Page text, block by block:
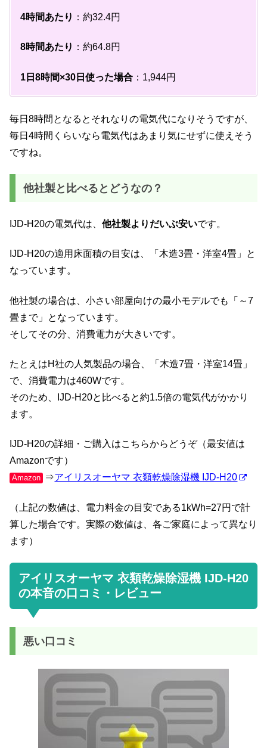
4時間あたり ：約32.4円
8時間あたり ：約64.8円
1日8時間×30日使った場合 ：1,944円
毎日8時間となるとそれなりの電気代になりそうですが、
毎日4時間くらいなら電気代はあまり気にせずに使えそう
ですね。
他社製と比べるとどうなの？
IJD-H20の電気代は、 他社製よりだいぶ安いです。
IJD-H20の適用床面積の目安は、「木造3畳・洋室4畳」と
なっています。
他社製の場合は、小さい部屋向けの最小モデルでも「～7
畳まで」となっています。
そしてその分、消費電力が大きいです。
たとえはH社の人気製品の場合、「木造7畳・洋室14畳」
で、消費電力は460Wです。
そのため、IJD-H20と比べると約1.5倍の電気代がかかり
ます。
IJD-H20の詳細・ご購入はこちらからどうぞ（最安値は
Amazonです）
Amazon ⇒アイリスオーヤマ 衣類乾燥除湿機 IJD-H20
（上記の数値は、電力料金の目安である1kWh=27円で計
算した場合です。実際の数値は、各ご家庭によって異なり
ます）
アイリスオーヤマ 衣類乾燥除湿機 IJD-H20
の本音の口コミ・レビュー
悪い口コミ